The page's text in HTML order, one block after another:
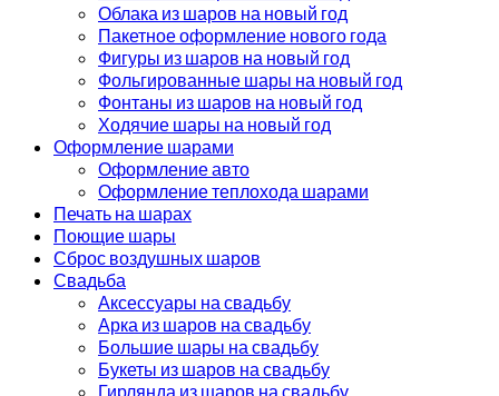
Облака из шаров на новый год
Пакетное оформление нового года
Фигуры из шаров на новый год
Фольгированные шары на новый год
Фонтаны из шаров на новый год
Ходячие шары на новый год
Оформление шарами
Оформление авто
Оформление теплохода шарами
Печать на шарах
Поющие шары
Сброс воздушных шаров
Свадьба
Аксессуары на свадьбу
Арка из шаров на свадьбу
Большие шары на свадьбу
Букеты из шаров на свадьбу
Гирлянда из шаров на свадьбу